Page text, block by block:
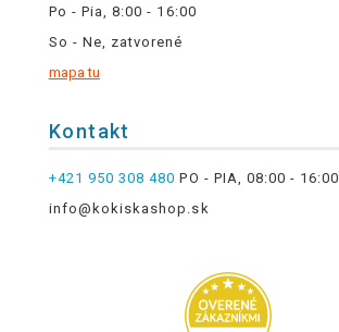
Po - Pia, 8:00 - 16:00
So - Ne, zatvorené
mapa tu
Kontakt
+421 950 308 480 PO - PIA, 08:00 - 16:00
info@kokiskashop.sk